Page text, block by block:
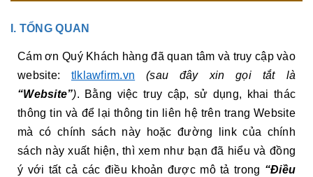
I. TỔNG QUAN
Cám ơn Quý Khách hàng đã quan tâm và truy cập vào
website:
tlklawfirm.vn
(sau đây xin gọi tắt là
“Website”). Bằng việc truy cập, sử dụng, khai thác
thông tin và để lại thông tin liên hệ trên trang Website
mà có chính sách này hoặc đường link của chính
sách này xuất hiện, thì xem như bạn đã hiểu và đồng
ý với tất cả các điều khoản được mô tả trong “Điều